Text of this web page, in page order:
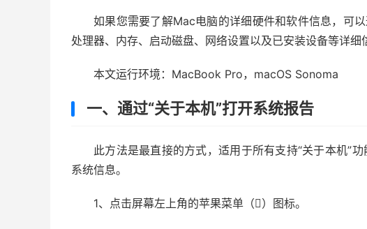
如果您需要了解Mac电脑的详细硬件和软件信息，可
处理器、内存、启动磁盘、网络设置以及已安装设备等详细
本文运行环境：MacBook Pro，macOS Sonoma
一、通过“关于本机”打开系统报告
此方法是最直接的方式，适用于所有支持“关于本机”
系统信息。
1、点击屏幕左上角的苹果菜单（）图标。